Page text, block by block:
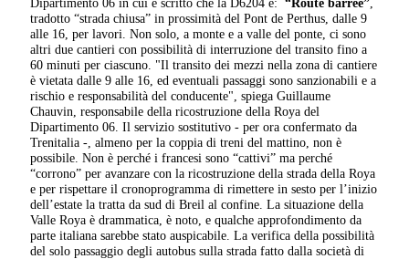
tradotto “strada chiusa” in prossimità del Pont de Perthus, dalle 9
alle 16, per lavori. Non solo, a monte e a valle del ponte, ci sono
altri due cantieri con possibilità di interruzione del transito fino a
60 minuti per ciascuno. "Il transito dei mezzi nella zona di cantiere
è vietata dalle 9 alle 16, ed eventuali passaggi sono sanzionabili e a
rischio e responsabilità del conducente", spiega Guillaume
Chauvin, responsabile della ricostruzione della Roya del
Dipartimento 06.Il servizio sostitutivo - per ora confermato da
Trenitalia -, almeno per la coppia di treni del mattino, non è
possibile. Non è perché i francesi sono “cattivi” ma perché
“corrono” per avanzare con la ricostruzione della strada della Roya
e per rispettare il cronoprogramma di rimettere in sesto per l’inizio
dell’estate la tratta da sud di Breil al confine. La situazione della
Valle Roya è drammatica, è noto, e qualche approfondimento da
parte italiana sarebbe stato auspicabile. La verifica della possibilità
del solo passaggio degli autobus sulla strada fatto dalla società di